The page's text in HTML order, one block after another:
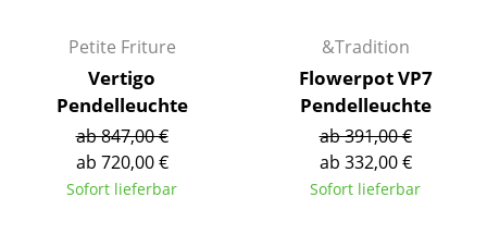
Einzelteile
... alle Sitzmöbel
Tische
Petite Friture
Vertigo
Pendelleuchte
ab 847,00 €
ab 720,00 €
Sofort lieferbar
&Tradition
Flowerpot VP7
Pendelleuchte
ab 391,00 €
ab 332,00 €
Sofort lieferbar